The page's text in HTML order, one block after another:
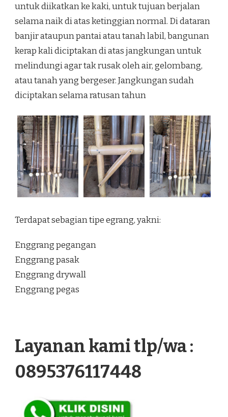
untuk diikatkan ke kaki, untuk tujuan berjalan
selama naik di atas ketinggian normal. Di dataran
banjir ataupun pantai atau tanah labil, bangunan
kerap kali diciptakan di atas jangkungan untuk
melindungi agar tak rusak oleh air, gelombang,
atau tanah yang bergeser. Jangkungan sudah
diciptakan selama ratusan tahun
Terdapat sebagian tipe egrang, yakni:
Enggrang pegangan
Enggrang pasak
Enggrang drywall
Enggrang pegas
Layanan kami tlp/wa :
0895376117448